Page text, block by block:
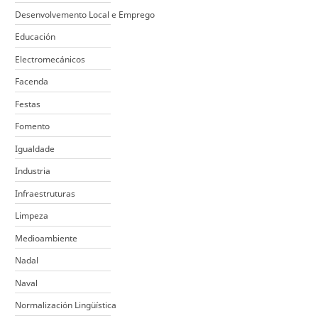
Desenvolvemento Local e Emprego
Educación
Electromecánicos
Facenda
Festas
Fomento
Igualdade
Industria
Infraestruturas
Limpeza
Medioambiente
Nadal
Naval
Normalización Lingüística